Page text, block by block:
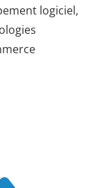
logiciel,